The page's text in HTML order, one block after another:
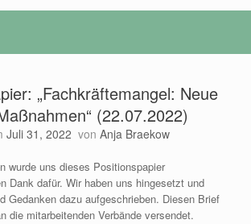
„Fachkräftemangel: Neue
(22.07.2022)
Juli 31, 2022 von Anja Braekow
wurde uns dieses Positionspapier
Dank dafür. Wir haben uns hingesetzt und
Gedanken dazu aufgeschrieben. Diesen Brief
die mitarbeitenden Verbände versendet.